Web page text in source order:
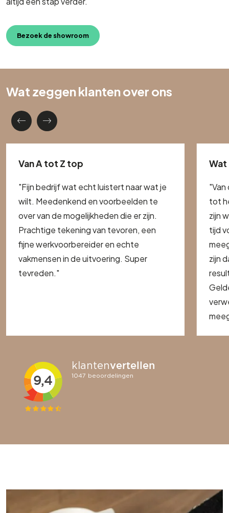
Bezoek de showroom
Wat zeggen klanten over ons
Van A tot Z top
"Fijn bedrijf wat echt luistert naar wat je
wilt. Meedenkend en voorbeelden te
over van de mogelijkheden die er zijn.
Prachtige tekening van tevoren, een
fijne werkvoorbereider en echte
vakmensen in de uitvoering. Super
tevreden."
tot
zijn
tijd
zijn